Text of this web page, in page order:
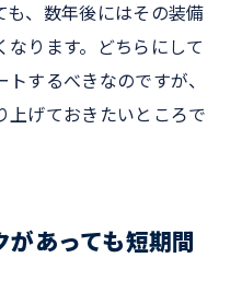
も、数年後にはその装備
ります。どちらにして
するべきなのですが、
上げておきたいところで
あっても短期間